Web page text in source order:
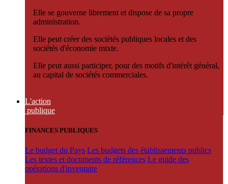
Elle se gouverne librement et dispose de sa propre
administration.
Elle peut créer des sociétés publiques locales et des
sociétés d'économie mixte.
Elle peut aussi participer, pour des motifs d'intérêt général,
au capital de sociétés commerciales.
L'action
publique
FINANCES PUBLIQUES
Le budget du Pays Les budgets des établissements publics
Les textes et documents de références Le guide des
opérations d'inventaire